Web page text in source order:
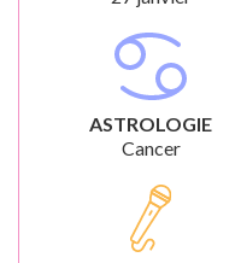
ASTROLOGIE
Cancer